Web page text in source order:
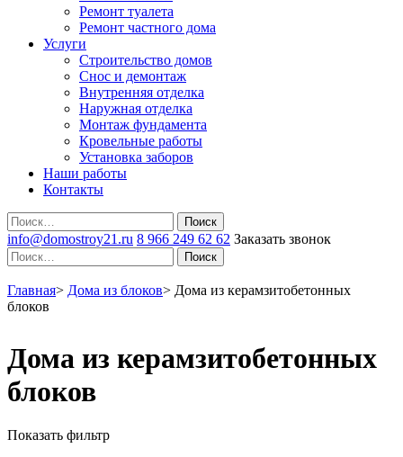
Ремонт туалета
Ремонт частного дома
Услуги
Строительство домов
Снос и демонтаж
Внутренняя отделка
Наружная отделка
Монтаж фундамента
Кровельные работы
Установка заборов
Наши работы
Контакты
Поиск
info@domostroy21.ru 8 966 249 62 62 Заказать звонок
Поиск
Главная> Дома из блоков> Дома из керамзитобетонных
блоков
Дома из керамзитобетонных
блоков
Показать фильтр